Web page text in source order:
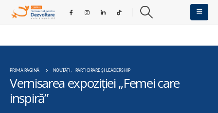
PRIMA PAGINĂ NOUTĂȚI , PARTICIPARE ȘI LEADERSHIP
Vernisarea expoziției „Femei care
inspiră”